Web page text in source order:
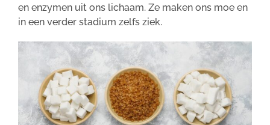
en enzymen uit ons lichaam. Ze maken ons moe en
in een verder stadium zelfs ziek.